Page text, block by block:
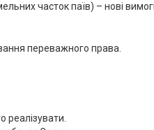
часток паїв) – нові
переважного права.
реалізувати.